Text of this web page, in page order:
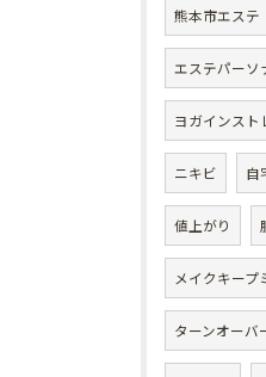
熊本市エステ
エステパーソ
ヨガインスト
ニキビ 自
値上がり
メイクキープ
ターンオーバ